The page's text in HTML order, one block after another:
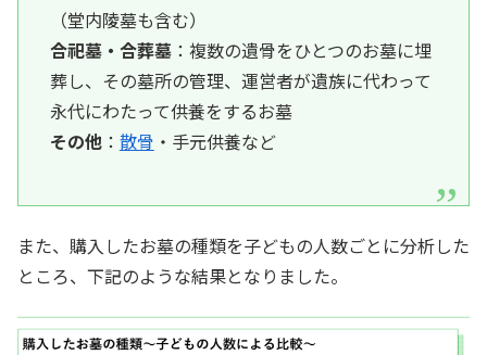
（堂内陵墓も含む）
合祀墓・合葬墓：複数の遺骨をひとつのお墓に埋
葬し、その墓所の管理、運営者が遺族に代わって
永代にわたって供養をするお墓
その他： 散骨 ・手元供養など
また、購入したお墓の種類を子どもの人数ごとに分析した
ところ、下記のような結果となりました。